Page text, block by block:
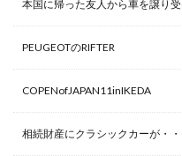
本国に帰った友人から車を譲り
PEUGEOTのRIFTER
COPENofJAPAN11inIKEDA
相続財産にクラシックカーが・・